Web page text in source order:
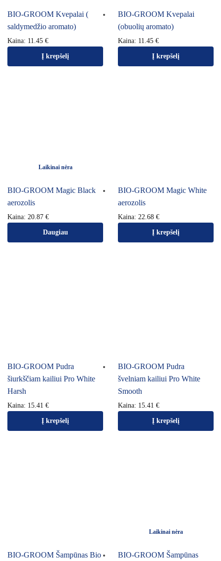
BIO-GROOM Kvepalai (
saldymedžio aromato)
Kaina: 11.45 €
Į krepšelį
BIO-GROOM Kvepalai
(obuolių aromato)
Kaina: 11.45 €
Į krepšelį
Laikinai nėra
BIO-GROOM Magic Black
aerozolis
Kaina: 20.87 €
Daugiau
BIO-GROOM Magic White
aerozolis
Kaina: 22.68 €
Į krepšelį
BIO-GROOM Pudra
šiurkščiam kailiui Pro White
Harsh
Kaina: 15.41 €
Į krepšelį
BIO-GROOM Pudra
švelniam kailiui Pro White
Smooth
Kaina: 15.41 €
Į krepšelį
BIO-GROOM Šampūnas Bio
Laikinai nėra
BIO-GROOM Šampūnas